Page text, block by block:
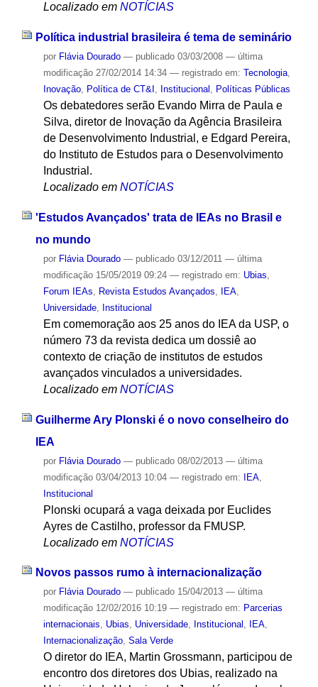
Localizado em NOTÍCIAS
Política industrial brasileira é tema de seminário
por Flávia Dourado — publicado03/03/2008 — última
modificação27/02/2014 14:34 — registrado em: Tecnologia,
Inovação, Política de CT&I , Institucional , Políticas Públicas
Os debatedores serão Evando Mirra de Paula e
Silva, diretor de Inovação da Agência Brasileira
de Desenvolvimento Industrial, e Edgard Pereira,
do Instituto de Estudos para o Desenvolvimento
Industrial.
Localizado em NOTÍCIAS
'Estudos Avançados' trata de IEAs no Brasil e
no mundo
por Flávia Dourado — publicado03/12/2011 — última
modificação15/05/2019 09:24 — registrado em: Ubias
Forum IEAs
Revista Estudos Avançados IEA,
Universidade, Institucional
Em comemoração aos 25 anos do IEA da USP, o
número 73 da revista dedica um dossiê ao
contexto de criação de institutos de estudos
avançados vinculados a universidades.
Localizado em NOTÍCIAS
Guilherme Ary Plonski é o novo conselheiro do
IEA
por Flávia Dourado — publicado08/02/2013 — última
modificação03/04/2013 10:04 — registrado em: IEA,
Institucional
Plonski ocupará a vaga deixada por Euclides
Ayres de Castilho, professor da FMUSP.
Localizado em NOTÍCIAS
Novos passos rumo à internacionalização
por Flávia Dourado — publicado15/04/2013 — última
modificação12/02/2016 10:19 — registrado em: Parcerias
internacionais, Ubias, Universidade, Institucional , IEA,
Internacionalização, Sala Verde
O diretor do IEA, Martin Grossmann, participou de
encontro dos diretores dos Ubias, realizado na